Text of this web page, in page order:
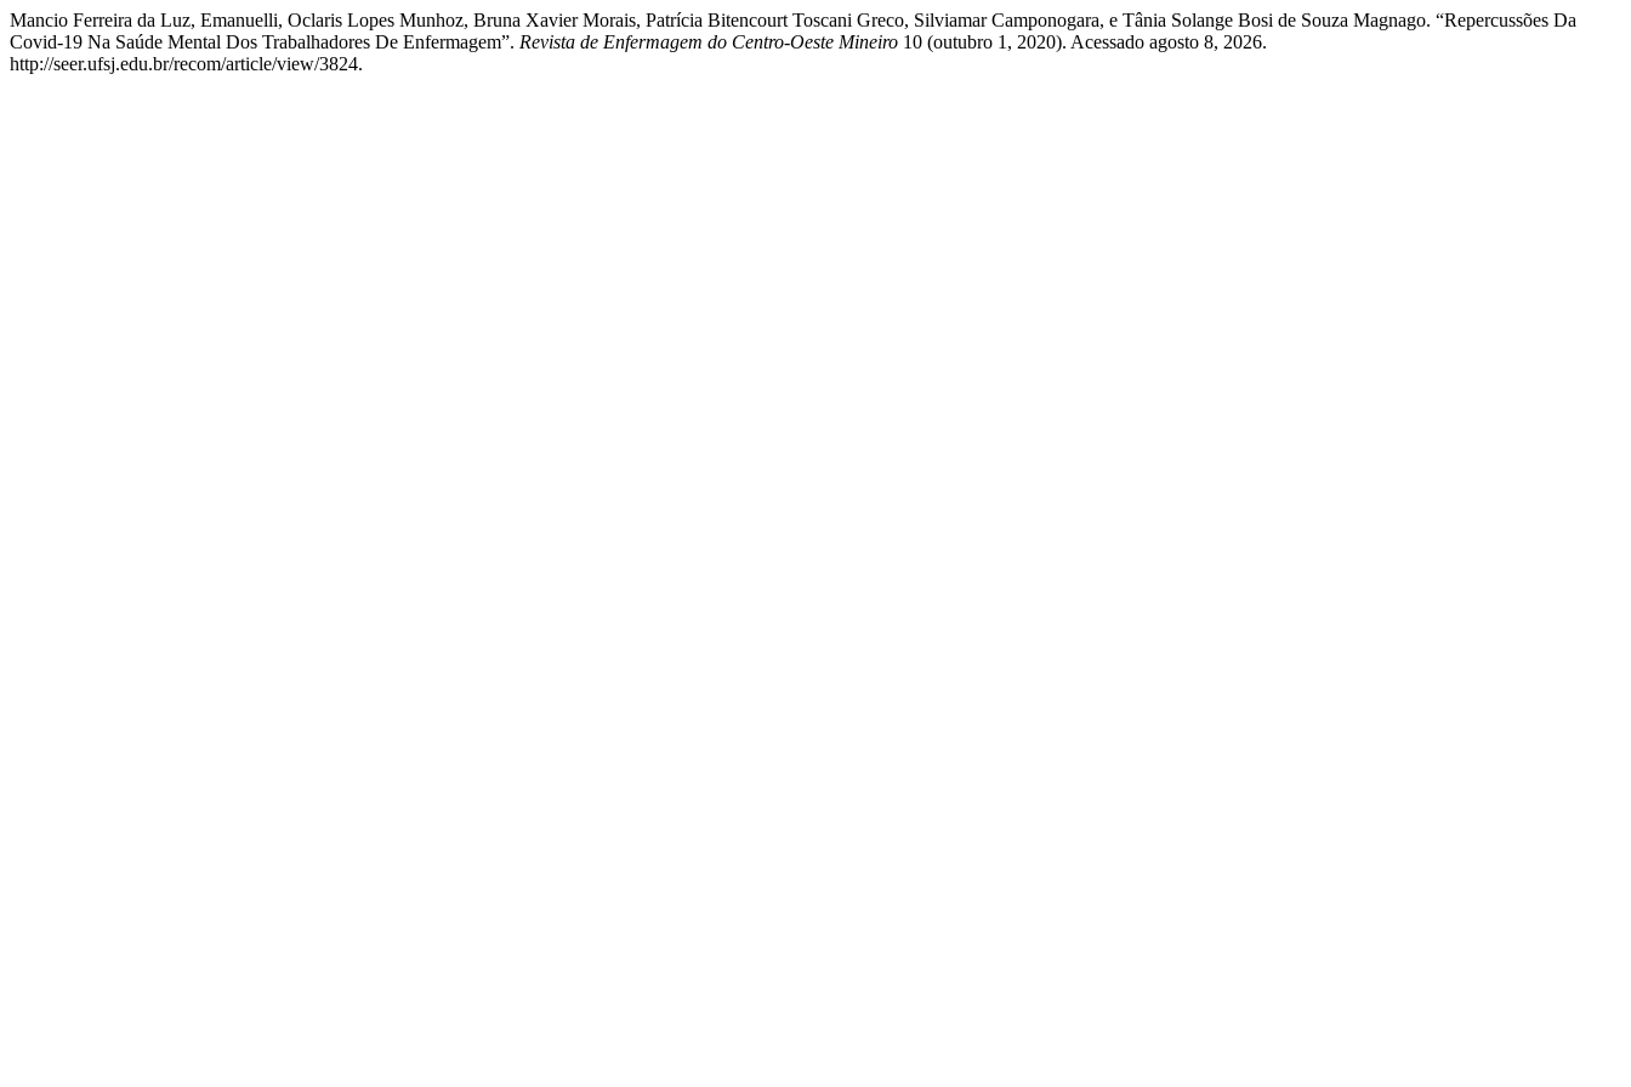
Mancio Ferreira da Luz, Emanuelli, Oclaris Lopes Munhoz, Bruna Xavier Morais, Patrícia Bitencourt Toscani Greco, Silviamar Camponogara, e Tânia Solange Bosi de Souza Magnago. “Repercussões Da
Covid-19 Na Saúde Mental Dos Trabalhadores De Enfermagem”. Revista de Enfermagem do Centro-Oeste Mineiro 10 (outubro 1, 2020). Acessado agosto 8, 2026.
http://seer.ufsj.edu.br/recom/article/view/3824.